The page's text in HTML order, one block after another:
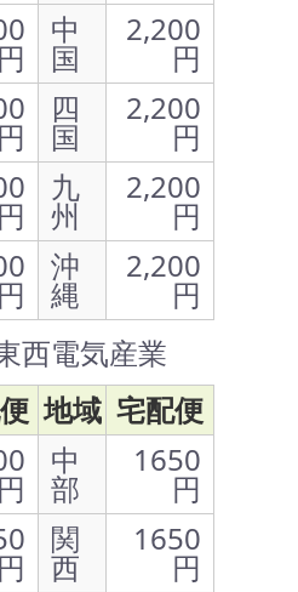
円
中
国
2,200
円
円
四
国
2,200
円
円
九
州
2,200
円
円
沖
縄
2,200
円
西電気産業
地域 宅配便
円
中
部
1650
円
円
関
西
1650
円